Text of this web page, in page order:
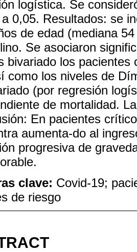
logística. Se
0,05. Resultados: se
de edad (mediana
Se asociaron
bivariado los
como los niveles de
(por regresión
de mortalidad.
En pacientes
aumenta-do al
progresiva de
clave: Covid-19;
de riesgo